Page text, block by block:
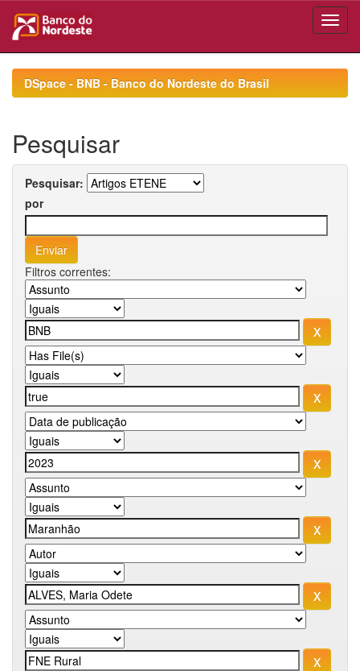
navigationDSpace - BNB - Banco do Nordeste do Brasil
Pesquisar
Pesquisar:
por
Filtros correntes: